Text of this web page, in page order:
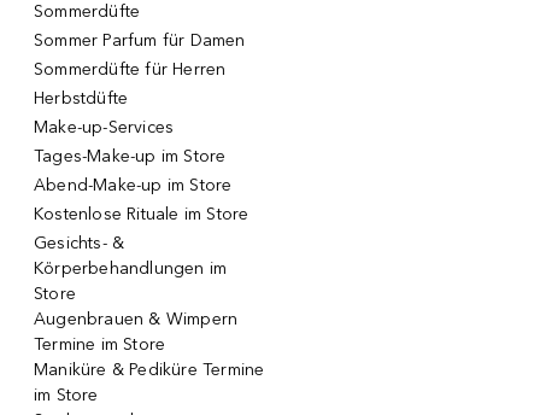
Sommerdüfte
Sommer Parfum für Damen
Sommerdüfte für Herren
Herbstdüfte
Make-up-Services
Tages-Make-up im Store
Abend-Make-up im Store
Kostenlose Rituale im Store
Gesichts- &
Körperbehandlungen im
Store
Augenbrauen & Wimpern
Termine im Store
Maniküre & Pediküre Termine
im Store